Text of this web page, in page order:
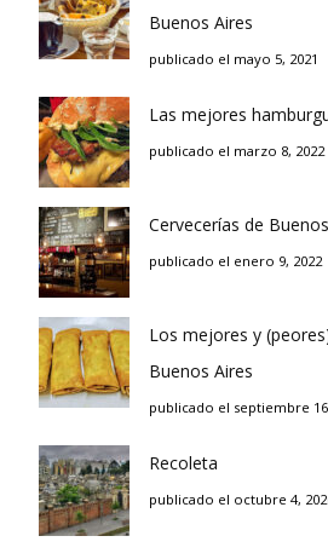
Buenos Aires
publicado el mayo 5, 2021
Las mejores
publicado el marzo 8, 2022
Cervecerías de
publicado el enero 9, 2022
Los mejores y
Buenos Aires
publicado el septiembre
Recoleta
publicado el octubre 4,